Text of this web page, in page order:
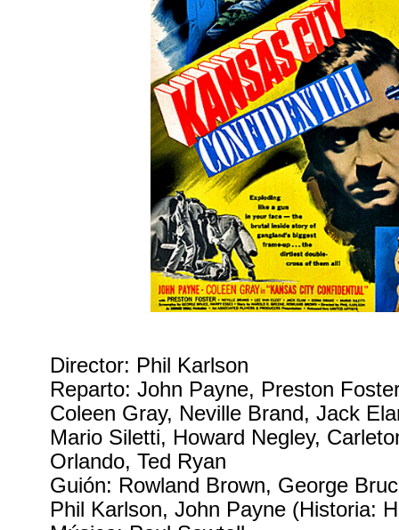
Director: Phil Karlson
Reparto: John Payne, Preston
Coleen Gray, Neville Brand, Jack
Mario Siletti, Howard Negley,
Orlando, Ted Ryan
Guión: Rowland Brown, George
Phil Karlson, John Payne (Historia: